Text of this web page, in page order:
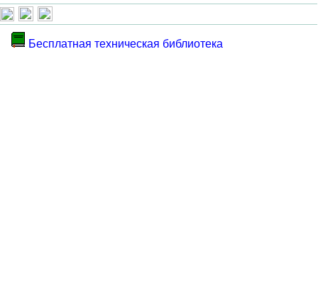
Бесплатная техническая библиотека